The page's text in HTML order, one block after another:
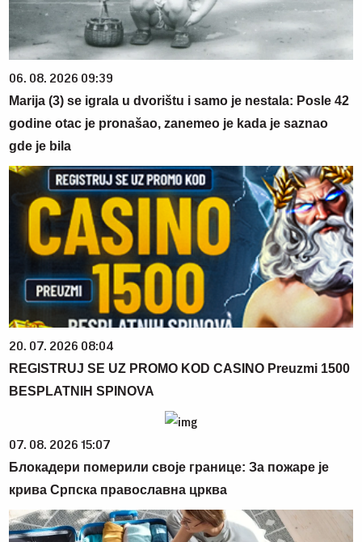
06. 08. 2026 09:39
Marija (3) se igrala u dvorištu i samo je nestala: Posle 42
godine otac je pronašao, zanemeo je kada je saznao
gde je bila
20. 07. 2026 08:04
REGISTRUJ SE UZ PROMO KOD CASINO Preuzmi 1500
BESPLATNIH SPINOVA
07. 08. 2026 15:07
Блокадери померили своје границе: За пожаре је
крива Српска православна црква